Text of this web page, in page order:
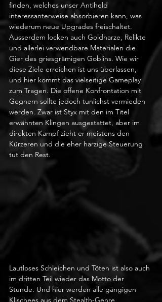
finden, welches unser Antiheld
interessanterweise absorbieren kann, was
wiederum neue Upgrades freischaltet.
Ausserdem locken auch Goldharze, Relikte
und allerlei verwendbare Materialen die
Gier des griesgrämigen Goblins. Wie wir
diese Ziele erreichen ist uns überlassen,
und hier kommt das vielseitige Gameplay
zum Tragen. Die offene Konfrontation mit
Gegnern sollte jedoch tunlichst vermieden
werden. Zwar ist Styx mit den im Titel
erwähnten Klingen ausgestattet, aber im
direkten Kampf zieht er meistens den
Kürzeren und die eher harzige Steuerung
tut den Rest.
Lautloses Schleichen und Töten ist also auch
im dritten Teil wieder das Motto der
Stunde. Und hier werden alle gängigen
Klischees aus dem Stealth-Genre